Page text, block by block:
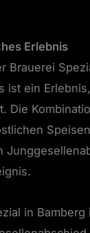
Erlebnis
Brauerei
ist ein
Die
in